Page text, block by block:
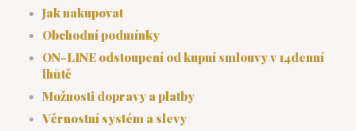
Jak nakupovat
Obchodní podmínky
ON-LINE odstoupení od kupní smlouvy v 14denní
lhůtě
Možnosti dopravy a platby
Věrnostní systém a slevy